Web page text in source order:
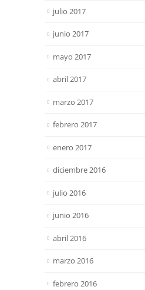
julio 2017
junio 2017
mayo 2017
abril 2017
marzo 2017
febrero 2017
enero 2017
diciembre 2016
julio 2016
junio 2016
abril 2016
marzo 2016
febrero 2016